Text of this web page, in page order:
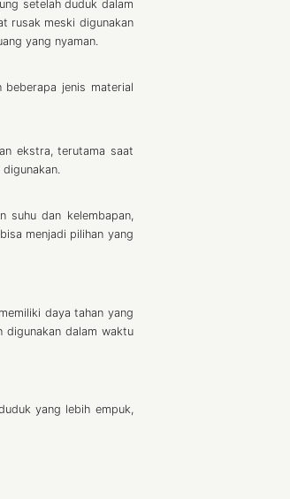
setelah duduk dalam
rusak meski digunakan
yang nyaman.
beberapa jenis material
ekstra, terutama saat
suhu dan kelembapan,
menjadi pilihan yang
daya tahan yang
digunakan dalam waktu
yang lebih empuk,